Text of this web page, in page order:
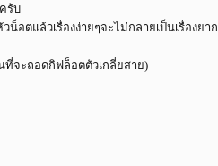
รับ
อตแล้วเรื่องง่ายๆจะไม่กลายเป็นเรื่องยาก
จะถอดกิฟล็อตตัวเกลี่ยสาย)